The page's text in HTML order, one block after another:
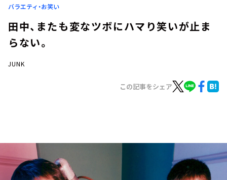
ログイン
お知らせ
イベント・グッズ
YouTube
バラエティ・お笑い
田中、またも変なツボにハマり笑いが止ま
らない。
JUNK
この記事をシェア